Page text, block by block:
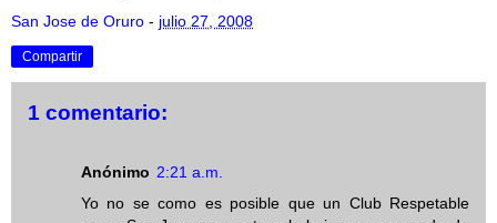
San Jose de Oruro - julio 27, 2008
Compartir
1 comentario:
Anónimo 2:21 a.m.
Yo no se como es posible que un Club Respetable